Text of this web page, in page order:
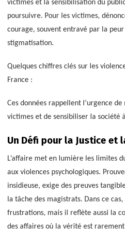
victimes et la sensibilisation du
poursuivre. Pour les victimes,
courage, souvent entravé par la
stigmatisation.
Quelques chiffres clés sur les
France :
Ces données rappellent l’urgence
victimes et de sensibiliser la société
Un Défi pour la Justice et
L’affaire met en lumière les limites
aux violences psychologiques.
insidieuse, exige des preuves
la tâche des magistrats. Dans ce
frustrations, mais il reflète aussi la
des affaires où la vérité est